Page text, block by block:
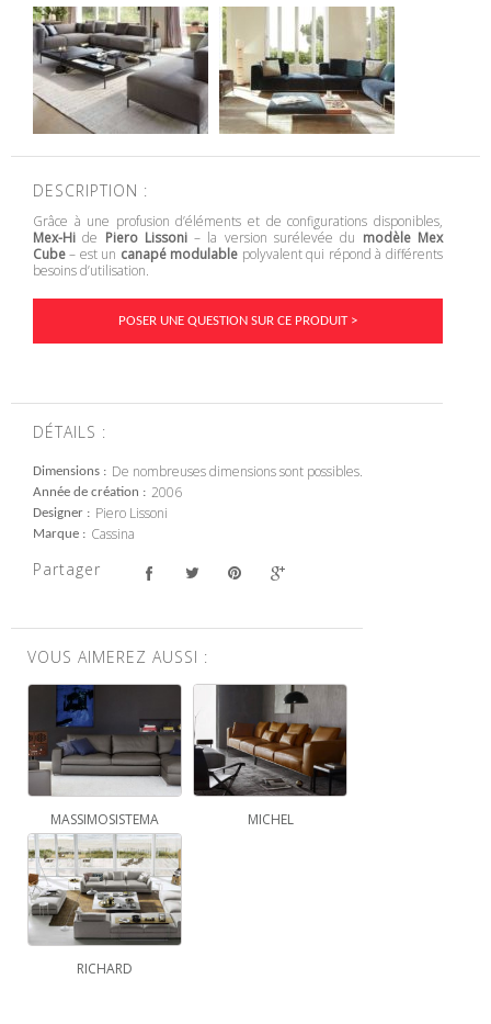
DESCRIPTION :
Grâce à une profusion d’éléments et de configurations disponibles,
Mex-Hi de Piero Lissoni– la version surélevée du modèle Mex
Cube– est un canapé modulable polyvalent qui répond à différents
besoins d’utilisation.
POSER UNE QUESTION SUR CE PRODUIT >
DÉTAILS :
Dimensions De nombreuses dimensions sont possibles.
Année de création 2006
Designer Piero Lissoni
Marque Cassina
Partager
VOUS AIMEREZ AUSSI :
MASSIMOSISTEMA MICHEL
RICHARD